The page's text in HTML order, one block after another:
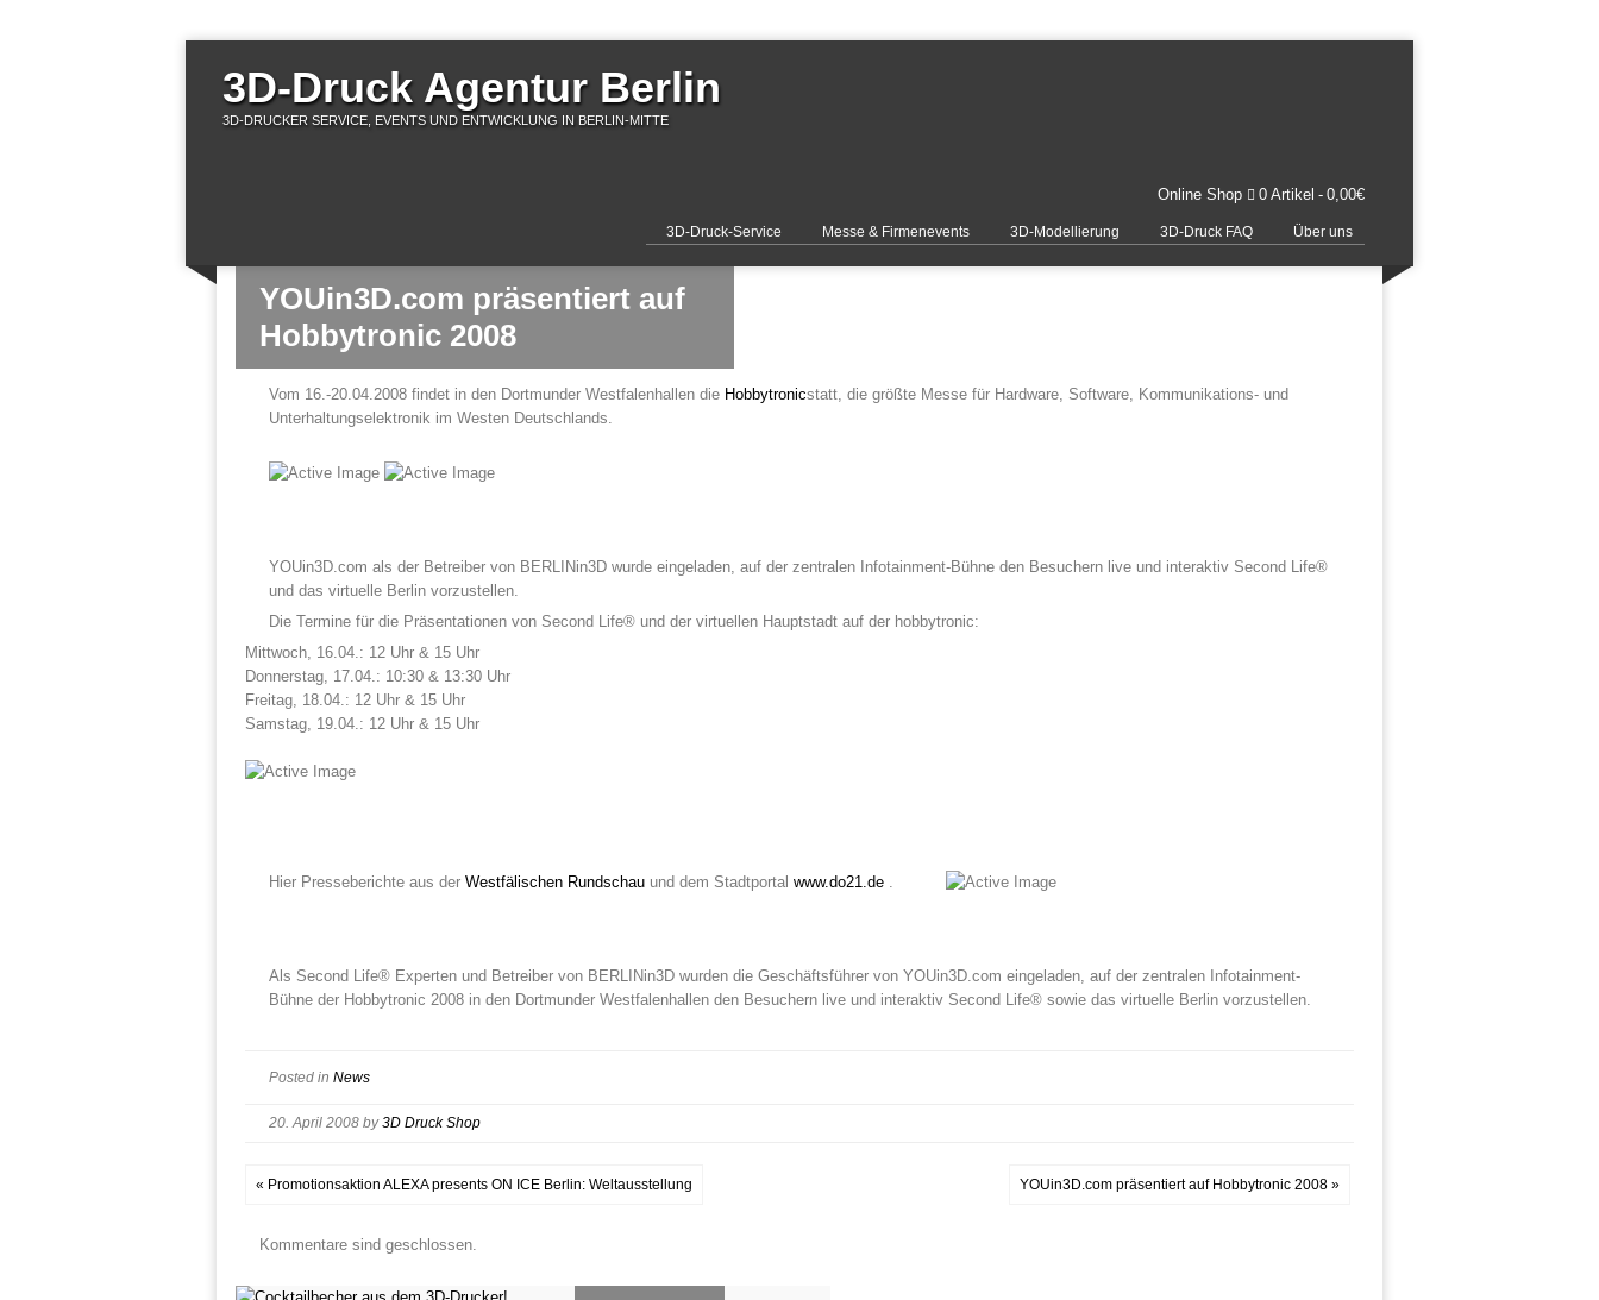
3D-Druck Agentur Berlin
3D-DRUCKER SERVICE, EVENTS UND ENTWICKLUNG IN BERLIN-MITTE
Online Shop 0 Artikel 0,00€
3D-Druck-Service Messe & Firmenevents 3D-Modellierung 3D-Druck FAQ Über uns
YOUin3D.com präsentiert auf
Hobbytronic 2008
Vom 16.-20.04.2008 findet in den Dortmunder Westfalenhallen die Hobbytronicstatt, die größte Messe für Hardware, Software, Kommunikations- und
Unterhaltungselektronik im Westen Deutschlands.
YOUin3D.com als der Betreiber von BERLINin3D wurde eingeladen, auf der zentralen Infotainment-Bühne den Besuchern live und interaktiv Second Life®
und das virtuelle Berlin vorzustellen.
Die Termine für die Präsentationen von Second Life® und der virtuellen Hauptstadt auf der hobbytronic:
Mittwoch, 16.04.: 12 Uhr & 15 Uhr
Donnerstag, 17.04.: 10:30 & 13:30 Uhr
Freitag, 18.04.: 12 Uhr & 15 Uhr
Samstag, 19.04.: 12 Uhr & 15 Uhr
Hier Presseberichte aus der Westfälischen Rundschau und dem Stadtportal www.do21.de .
Als Second Life® Experten und Betreiber von BERLINin3D wurden die Geschäftsführer von YOUin3D.com eingeladen, auf der zentralen Infotainment-
Bühne der Hobbytronic 2008 in den Dortmunder Westfalenhallen den Besuchern live und interaktiv Second Life® sowie das virtuelle Berlin vorzustellen.
Posted in News
20. April 2008 by3D Druck Shop
« Promotionsaktion ALEXA presents ON ICE Berlin: Weltausstellung YOUin3D.com präsentiert auf Hobbytronic 2008 »
Kommentare sind geschlossen.